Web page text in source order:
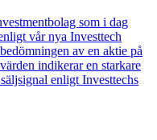
som i dag
vår nya Investtech
av en aktie på
indikerar en starkare
enligt Investtechs